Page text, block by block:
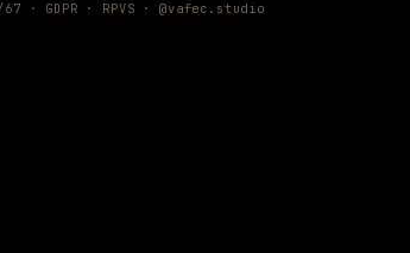
67 · GDPR · RPVS ·@vafec.studio